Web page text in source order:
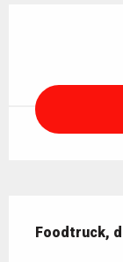
Foodtruck,